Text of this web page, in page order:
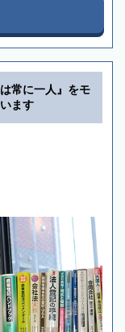
常に一人』をモ
ます